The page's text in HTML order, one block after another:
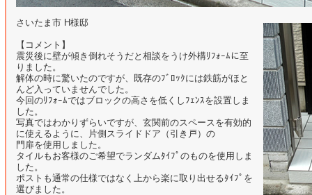
さいたま市 H様邸
【コメント】
震災後に壁が傾き倒れそうだと相談をうけ外構ﾘﾌｫｰﾑに至
りました。
解体の時に驚いたのですが、既存のﾌﾞﾛｯｸには鉄筋がほと
んど入っていませんでした。
今回のﾘﾌｫｰﾑではブロックの高さを低くしﾌｪﾝｽを設置しま
した。
写真ではわかりずらいですが、玄関前のスペースを有効的
に使えるように、片側スライドドア（引き戸）の
門扉を使用しました。
タイルもお客様のご希望でランダムﾀｲﾌﾟのものを使用しま
した。
ポストも通常の仕様ではなく上から楽に取り出せるﾀｲﾌﾟを
選びました。